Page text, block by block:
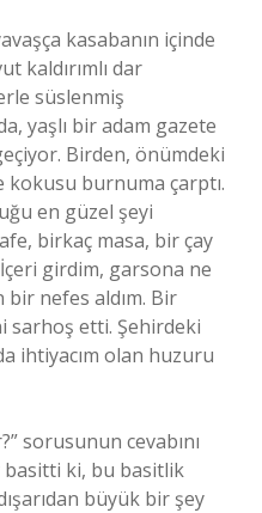
kasabanın içinde
kaldırımlı dar
süslenmiş
yaşlı bir adam gazete
Birden, önümdeki
burnuma çarptı.
en güzel şeyi
birkaç masa, bir çay
girdim, garsona ne
nefes aldım. Bir
sarhoş etti. Şehirdeki
ihtiyacım olan huzuru
sorusunun cevabını
basitti ki, bu basitlik
büyük bir şey